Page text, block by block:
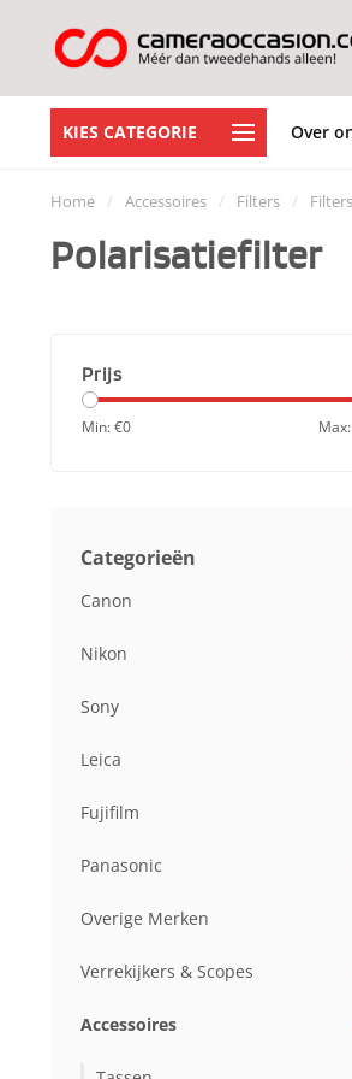
KIES CATEGORIE Over
Home / Accessoires / Filters /
Polarisatiefilter
Prijs
Min: €0
Categorieën
Canon
Nikon
Sony
Leica
Fujifilm
Panasonic
Overige Merken
Verrekijkers & Scopes
Accessoires